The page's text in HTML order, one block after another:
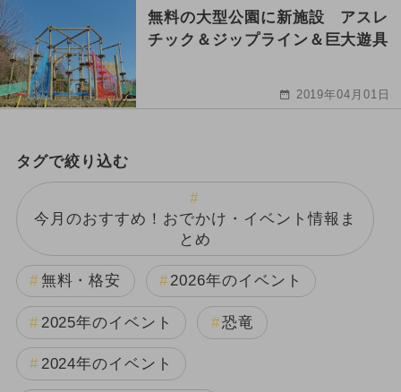
無料の大型公園に新施設 アスレ
チック＆ジップライン＆巨大遊具
2019年04月01日
タグで絞り込む
今月のおすすめ！おでかけ・イベント情報ま
とめ
無料・格安 2026年のイベント
2025年のイベント 恐竜
2024年のイベント